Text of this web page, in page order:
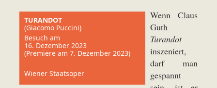
TURANDOT
(Giacomo Puccini)
Besuch am
16. Dezember 2023
(Premiere am 7. Dezember 2023)
Wiener Staatsoper
Wenn Claus
Guth
Turandot
inszeniert,
darf man
gespannt